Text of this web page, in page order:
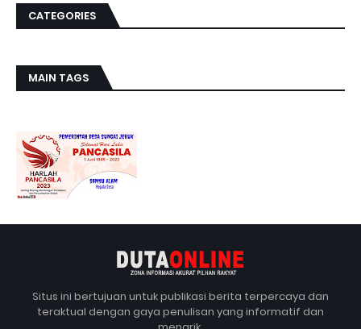
CATEGORIES
MAIN TAGS
Situs ini bertujuan untuk publikasi berita terpercaya dan
teraktual dengan gaya penulisan yang informatif dan